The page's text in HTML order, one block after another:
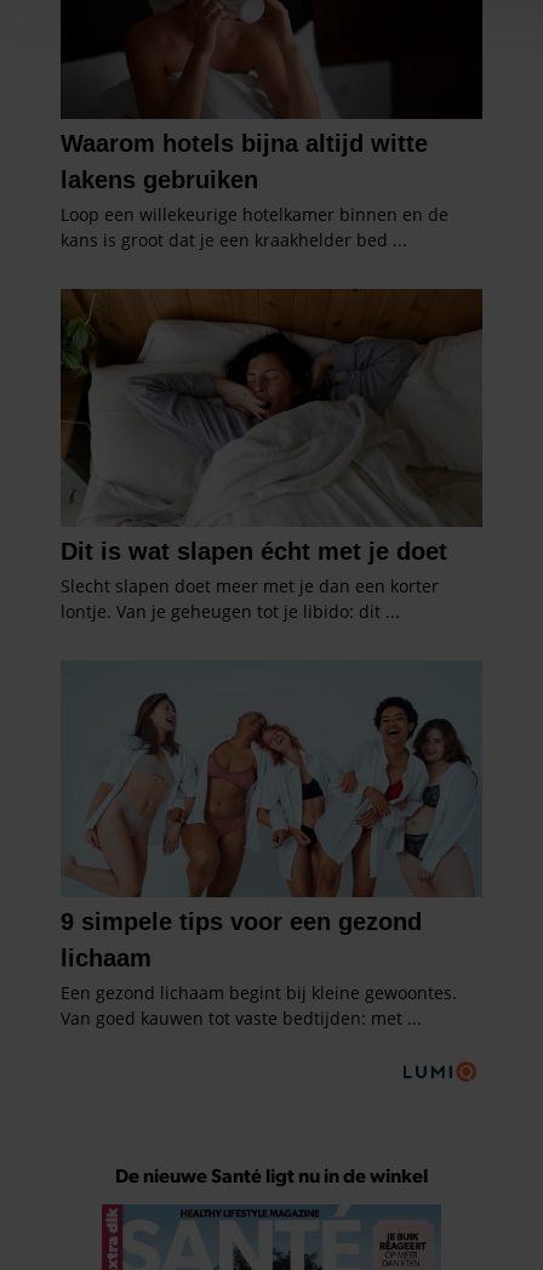
partners kunnen deze gegevens combineren met andere
u aan ze heeft verstrekt of die ze hebben verzameld op
gebruik van hun services. U gaat akkoord met onze cookies
onze website blijft gebruiken.
De nieuwe Santé ligt nu in de winkel